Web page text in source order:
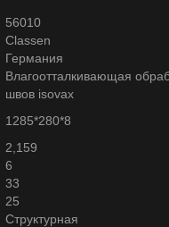
56010
Classen
Германия
Влагоотталкивающая
швов isovax
1285*280*8
2,159
6
33
25
Структурная